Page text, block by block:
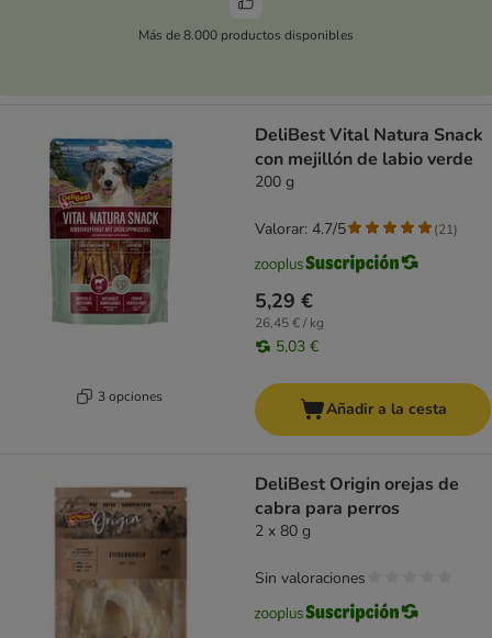
Más de 8.000 productos disponibles
3 opciones
DeliBest Vital Natura Snack
con mejillón de labio verde
200 g
5,29 €
26,45 € / kg
5,03 €
Valorar: 4.7/5 (21)
Añadir a la cesta
DeliBest Origin orejas de
cabra para perros
2 x 80 g
Sin valoraciones